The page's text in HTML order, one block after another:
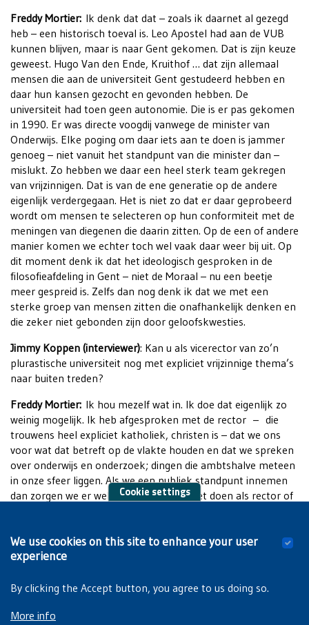
Freddy Mortier: Ik denk dat dat – zoals ik daarnet al gezegd
heb – een historisch toeval is. Leo Apostel had aan de VUB
kunnen blijven, maar is naar Gent gekomen. Dat is zijn keuze
geweest. Hugo Van den Ende, Kruithof … dat zijn allemaal
mensen die aan de universiteit Gent gestudeerd hebben en
daar hun kansen gezocht en gevonden hebben. De
universiteit had toen geen autonomie. Die is er pas gekomen
in 1990. Er was directe voogdij vanwege de minister van
Onderwijs. Elke poging om daar iets aan te doen is jammer
genoeg – niet vanuit het standpunt van die minister dan –
mislukt. Zo hebben we daar een heel sterk team gekregen
van vrijzinnigen. Dat is van de ene generatie op de andere
eigenlijk verdergegaan. Het is niet zo dat er daar geprobeerd
wordt om mensen te selecteren op hun conformiteit met de
meningen van diegenen die daarin zitten. Op de een of andere
manier komen we echter toch wel vaak daar weer bij uit. Op
dit moment denk ik dat het ideologisch gesproken in de
filosofieafdeling in Gent – niet de Moraal – nu een beetje
meer gespreid is. Zelfs dan nog denk ik dat we met een
sterke groep van mensen zitten die onafhankelijk denken en
die zeker niet gebonden zijn door geloofskwesties.
Jimmy Koppen (interviewer): Kan u als vicerector van zo’n
plurastische universiteit nog met expliciet vrijzinnige thema’s
naar buiten treden?
Freddy Mortier: Ik hou mezelf wat in. Ik doe dat eigenlijk zo
weinig mogelijk. Ik heb afgesproken met de rector – die
trouwens heel expliciet katholiek, christen is – dat we ons
voor wat dat betreft op de vlakte houden en dat we spreken
over onderwijs en onderzoek; dingen die ambtshalve meteen
in onze sfeer liggen. Als we een publiek standpunt innemen
dan zorgen we er wel voor dat we het niet doen als rector of
vanavond, mijn zin kan zeggen. Ik zit hier niet als vicerector,
maar als mezelf.
Cookie settings
We use cookies on this site to enhance your user
experience
By clicking the Accept button, you agree to us doing so.
More info